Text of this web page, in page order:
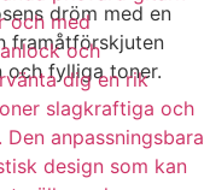
dröm med en
framåtförskjuten
och fylliga toner.